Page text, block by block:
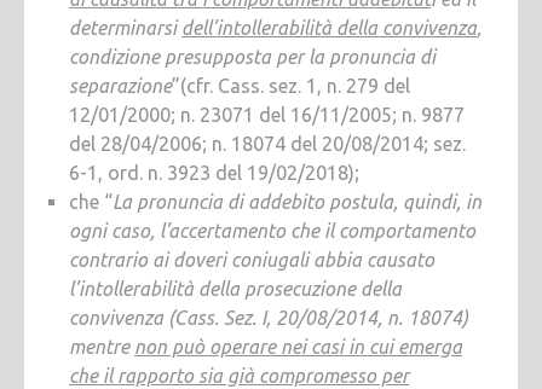
determinarsidell’intollerabilità della convivenza,
condizione presupposta per la pronuncia di
separazione”(cfr. Cass. sez. 1, n. 279 del
12/01/2000; n. 23071 del 16/11/2005; n. 9877
del 28/04/2006; n. 18074 del 20/08/2014; sez.
6-1, ord. n. 3923 del 19/02/2018);
che “La pronuncia di addebito postula, quindi, in
ogni caso, l’accertamento che il comportamento
contrario ai doveri coniugali abbia causato
l’intollerabilità della prosecuzione della
convivenza (Cass. Sez. I, 20/08/2014, n. 18074)
mentre non può operare nei casi in cui emerga
che il rapporto sia già compromesso per